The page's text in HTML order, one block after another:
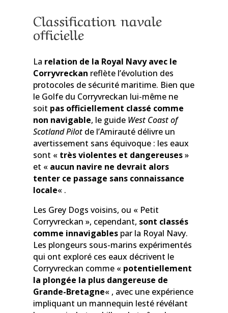
Classification navale
officielle
La relation de la Royal Navy avec le
Corryvreckan reflète l’évolution des
protocoles de sécurité maritime. Bien que
le Golfe du Corryvreckan lui-même ne
soit pas officiellement classé comme
non navigable, le guide West Coast of
Scotland Pilotde l’Amirauté délivre un
avertissement sans équivoque : les eaux
sont « très violentes et dangereuses»
et « aucun navire ne devrait alors
tenter ce passage sans connaissance
locale« .
Les Grey Dogs voisins, ou « Petit
Corryvreckan », cependant, sont classés
comme innavigablespar la Royal Navy.
Les plongeurs sous-marins expérimentés
qui ont exploré ces eaux décrivent le
Corryvreckan comme « potentiellement
la plongée la plus dangereuse de
Grande-Bretagne« , avec une expérience
impliquant un mannequin lesté révélant